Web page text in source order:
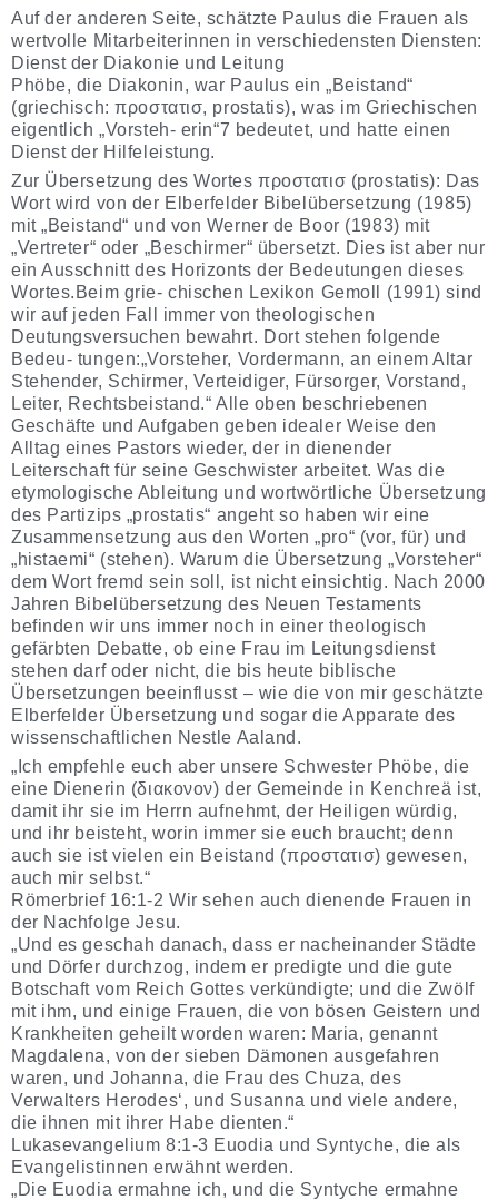
Auf der anderen Seite, schätzte Paulus die Frauen als
wertvolle Mitarbeiterinnen in verschiedensten Diensten:
Dienst der Diakonie und Leitung
Phöbe, die Diakonin, war Paulus ein „Beistand“
(griechisch: προστατισ, prostatis), was im Griechischen
eigentlich „Vorsteh- erin“7 bedeutet, und hatte einen
Dienst der Hilfeleistung.
Zur Übersetzung des Wortes προστατισ (prostatis): Das
Wort wird von der Elberfelder Bibelübersetzung (1985)
mit „Beistand“ und von Werner de Boor (1983) mit
„Vertreter“ oder „Beschirmer“ übersetzt. Dies ist aber nur
ein Ausschnitt des Horizonts der Bedeutungen dieses
Wortes.Beim grie- chischen Lexikon Gemoll (1991) sind
wir auf jeden Fall immer von theologischen
Deutungsversuchen bewahrt. Dort stehen folgende
Bedeu- tungen:„Vorsteher, Vordermann, an einem Altar
Stehender, Schirmer, Verteidiger, Fürsorger, Vorstand,
Leiter, Rechtsbeistand.“ Alle oben beschriebenen
Geschäfte und Aufgaben geben idealer Weise den
Alltag eines Pastors wieder, der in dienender
Leiterschaft für seine Geschwister arbeitet. Was die
etymologische Ableitung und wortwörtliche Übersetzung
des Partizips „prostatis“ angeht so haben wir eine
Zusammensetzung aus den Worten „pro“ (vor, für) und
„histaemi“ (stehen). Warum die Übersetzung „Vorsteher“
dem Wort fremd sein soll, ist nicht einsichtig. Nach 2000
Jahren Bibelübersetzung des Neuen Testaments
befinden wir uns immer noch in einer theologisch
gefärbten Debatte, ob eine Frau im Leitungsdienst
stehen darf oder nicht, die bis heute biblische
Übersetzungen beeinflusst – wie die von mir geschätzte
Elberfelder Übersetzung und sogar die Apparate des
wissenschaftlichen Nestle Aaland.
„Ich empfehle euch aber unsere Schwester Phöbe, die
eine Dienerin (διακονον) der Gemeinde in Kenchreä ist,
damit ihr sie im Herrn aufnehmt, der Heiligen würdig,
und ihr beisteht, worin immer sie euch braucht; denn
auch sie ist vielen ein Beistand (προστατισ) gewesen,
auch mir selbst.“
Römerbrief 16:1-2 Wir sehen auch dienende Frauen in
der Nachfolge Jesu.
„Und es geschah danach, dass er nacheinander Städte
und Dörfer durchzog, indem er predigte und die gute
Botschaft vom Reich Gottes verkündigte; und die Zwölf
mit ihm, und einige Frauen, die von bösen Geistern und
Krankheiten geheilt worden waren: Maria, genannt
Magdalena, von der sieben Dämonen ausgefahren
waren, und Johanna, die Frau des Chuza, des
Verwalters Herodes‘, und Susanna und viele andere,
die ihnen mit ihrer Habe dienten.“
Lukasevangelium 8:1-3 Euodia und Syntyche, die als
Evangelistinnen erwähnt werden.
„Die Euodia ermahne ich, und die Syntyche ermahne